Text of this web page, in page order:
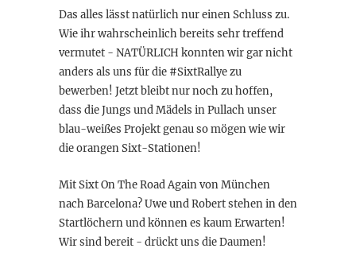
Das alles lässt natürlich nur einen Schluss zu.
Wie ihr wahrscheinlich bereits sehr treffend
vermutet - NATÜRLICH konnten wir gar nicht
anders als uns für die #SixtRallye zu
bewerben! Jetzt bleibt nur noch zu hoffen,
dass die Jungs und Mädels in Pullach unser
blau-weißes Projekt genau so mögen wie wir
die orangen Sixt-Stationen!
Mit Sixt On The Road Again von München
nach Barcelona? Uwe und Robert stehen in den
Startlöchern und können es kaum Erwarten!
Wir sind bereit - drückt uns die Daumen!